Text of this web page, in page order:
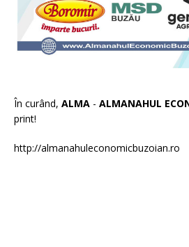
În curând, ALMA - ALMANAHUL
print!
http://almanahuleconomicbuzoian.ro